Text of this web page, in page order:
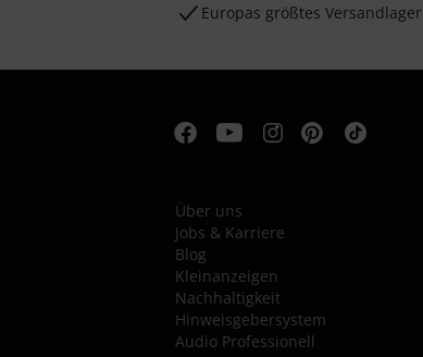
Europas größtes Versandlager
Über uns
Jobs & Karriere
Blog
Kleinanzeigen
Nachhaltigkeit
Hinweisgebersystem
Audio Professionell